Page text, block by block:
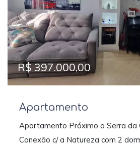
Previous
R$ 397.000,00
Apartamento
Apartamento Próximo a Serra da
Conexão c/ a Natureza com 2